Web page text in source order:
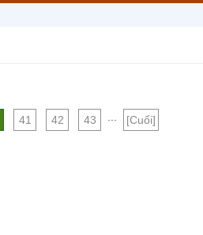
41 42 43 [Cuối]